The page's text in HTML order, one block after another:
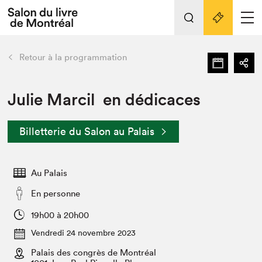
Espace exposant⋅e⋅s
Espace enseignant·e·s
L'événement
Préparer sa visite au Salon
Actualités
SLM PRO
retour Nos activités
Préparer sa visite
Salon dans la ville et en ligne
Projets partenaires
Liens pratiques
Retour à la programmation
Julie Marcil en dédicaces
Billetterie du Salon au Palais
Au Palais
En personne
19h00 à 20h00
Vendredi 24 novembre 2023
Palais des congrès de Montréal